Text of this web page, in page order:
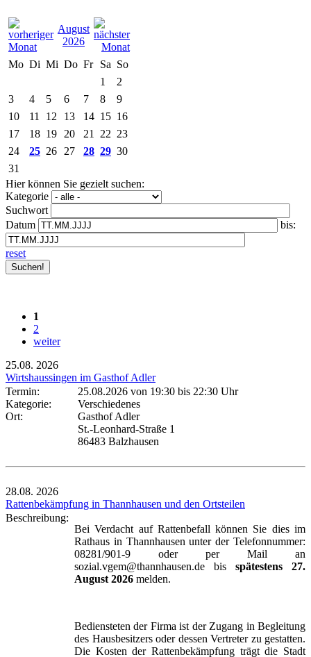
August
2026
Mo Di Mi Do Fr Sa So
1
2
3
4 5 6 7 8
9
10
11 12 13 14 15 16
17
18 19 20 21 22 23
24
25 26 27 28 29 30
31
Hier können Sie gezielt suchen:
Kategorie
Suchwort
Datum
bis:
reset
1
2
weiter
25.08. 2026
Wirtshaussingen im Gasthof Adler
Termin:
25.08.2026 von 19:30 bis 22:30 Uhr
Kategorie:
Verschiedenes
Ort:
Gasthof Adler
St.-Leonhard-Straße 1
86483 Balzhausen
28.08. 2026
Rattenbekämpfung in Thannhausen und den Ortsteilen
Beschreibung:
Bei Verdacht auf Rattenbefall können Sie dies im
Rathaus in Thannhausen unter der Telefonnummer:
08281/901-9 oder per Mail an
sozial.vgem@thannhausen.de bis spätestens 27.
August 2026 melden.
Bediensteten der Firma ist der Zugang in Begleitung
des Hausbesitzers oder dessen Vertreter zu gestatten.
Die Kosten der Rattenbekämpfung trägt die Stadt